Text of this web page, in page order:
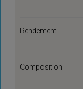
Rendement
Composition